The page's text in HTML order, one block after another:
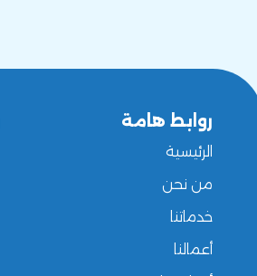
روابط هامة
الرئيسية
من نحن
خدماتنا
أعمالنا